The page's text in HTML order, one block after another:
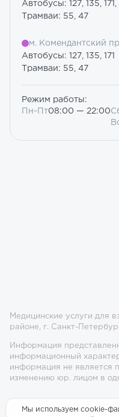
Автобусы: 127, 135,
Трамваи: 55, 47
м. Комендантский
Автобусы: 127, 135, 171
Трамваи: 55, 47
Режим работы:
Пн-Пт08:00 — 22:00
Медицинские услуги для
районе, г. Санкт-
Информация
информационный
информация не является
изменению юр. лицом в
Мы используем cookie-